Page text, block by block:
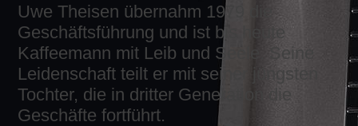
Uwe Theisen übernahm 1979 die
Geschäftsführung und ist bis heute
Kaffeemann mit Leib und Seele. Seine
Leidenschaft teilt er mit seiner jüngsten
Tochter, die in dritter Generation die
Geschäfte fortführt.